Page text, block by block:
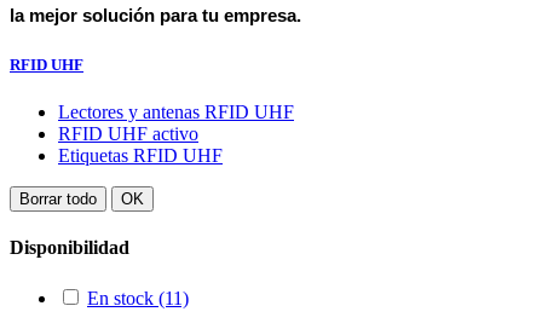
la mejor solución para tu empresa.
RFID UHF
Lectores y antenas RFID UHF
RFID UHF activo
Etiquetas RFID UHF
Borrar todo OK
Disponibilidad
En stock (11)